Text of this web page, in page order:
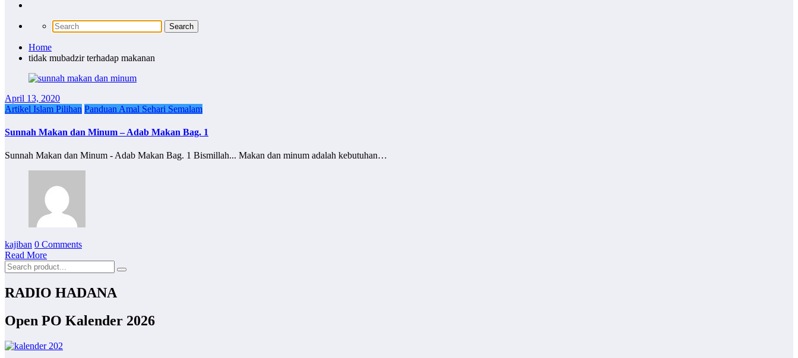
Home
tidak mubadzir terhadap makanan
April 13, 2020
Artikel Islam Pilihan Panduan Amal Sehari Semalam
Sunnah Makan dan Minum – Adab Makan Bag. 1
Sunnah Makan dan Minum - Adab Makan Bag. 1 Bismillah... Makan dan minum adalah kebutuhan…
kajiban 0 Comments
Read More
RADIO HADANA
Open PO Kalender 2026